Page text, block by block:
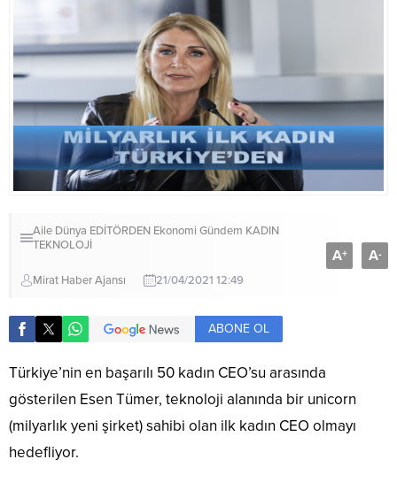
Aile Dünya EDİTÖRDEN Ekonomi Gündem KADIN
TEKNOLOJİ
Mirat Haber Ajansı 21/04/2021 12:49
A+ A-
ABONE OL
Türkiye’nin en başarılı 50 kadın CEO’su arasında
gösterilen Esen Tümer, teknoloji alanında bir unicorn
(milyarlık yeni şirket) sahibi olan ilk kadın CEO olmayı
hedefliyor.